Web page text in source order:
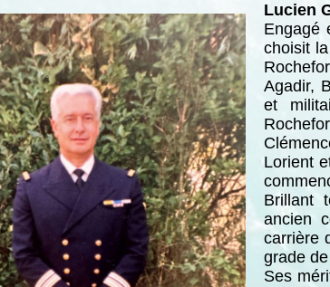
Lucien
Engagé
choisit
Agadir,
et
Lorient
Brillant
ancien
carrière
grade
Ses